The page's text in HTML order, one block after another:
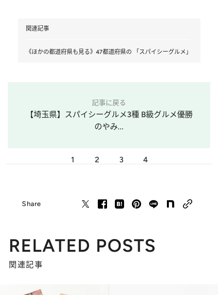
関連記事
《ほかの都道府県も見る》47都道府県の 「スパイシーグルメ」
記事に戻る
【埼玉県】スパイシーグルメ3種 B級グルメ優勝
のやみ...
1 2 3 4
Share
RELATED POSTS
関連記事